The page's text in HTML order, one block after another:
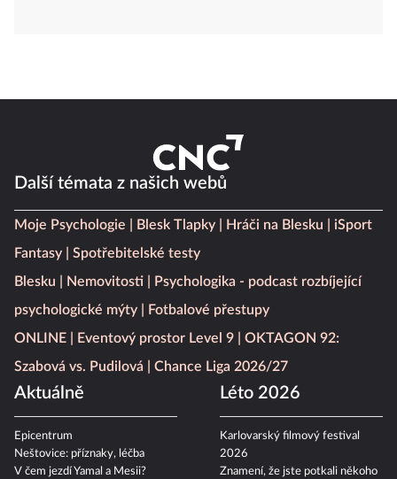
Další témata z našich webů
Moje Psychologie Blesk Tlapky Hráči na Blesku
iSport
Fantasy
Spotřebitelské testy
Blesku
Nemovitosti
Psychologika - podcast rozbíjející
psychologické mýty
Fotbalové přestupy
ONLINE
Eventový prostor Level 9
OKTAGON 92:
Szabová vs. Pudilová
Chance Liga 2026/27
Aktuálně
Epicentrum
Neštovice: příznaky, léčba
V čem jezdí Yamal a Mesii?
Léto 2026
Karlovarský filmový festival
2026
Znamení, že jste potkali někoho